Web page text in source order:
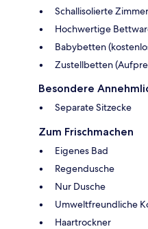
Schallisolierte Zimmer
Hochwertige
Babybetten
Zustellbetten
Besondere
Separate Sitzecke
Zum Frischmachen
Eigenes Bad
Regendusche
Nur Dusche
Umweltfreundliche
Haartrockner